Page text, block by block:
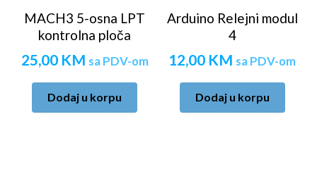
MACH3 5-osna LPT
kontrolna ploča
25,00 KM sa PDV-om
Dodaj u korpu
Arduino Relejni modul
4
12,00 KM sa PDV-om
Dodaj u korpu